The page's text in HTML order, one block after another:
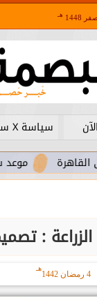
هـ
سياسة X سياسة
موعد سفر بعثة
الزراعة :
4 رمضان 1442
هـ